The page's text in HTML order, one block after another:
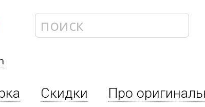
Скидки
Про